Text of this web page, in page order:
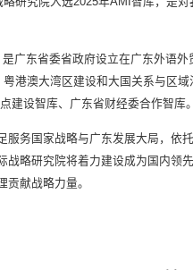
广东省委省政府设立在广东外语
港澳大湾区建设和大国关系与区
建设智库、广东省财经委合作智库。
服务国家战略与广东发展大局，
略研究院将着力建设成为国内领
献战略力量。